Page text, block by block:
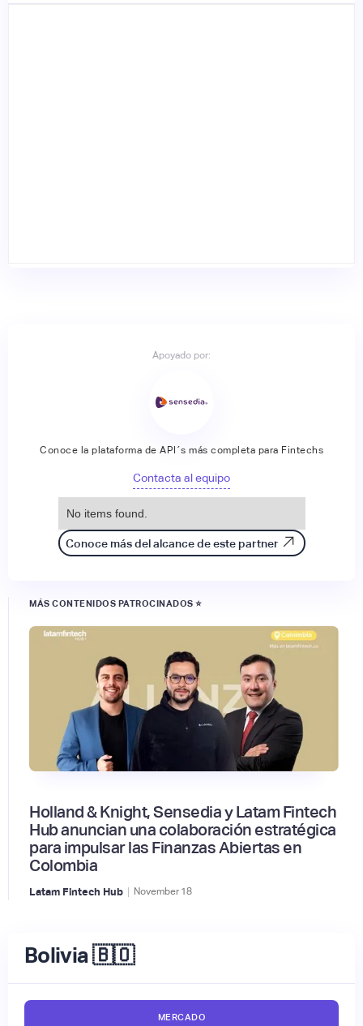
Apoyado por:
Conoce la plataforma de API´s más completa para Fintechs
Contacta al equipo
No items found.
Conoce más del alcance de este partner
MÁS CONTENIDOS PATROCINADOS ⭐
Holland & Knight, Sensedia y Latam Fintech
Hub anuncian una colaboración estratégica
para impulsar las Finanzas Abiertas en
Colombia
Latam Fintech Hub | November 18
Bolivia 🇧🇴
MERCADO